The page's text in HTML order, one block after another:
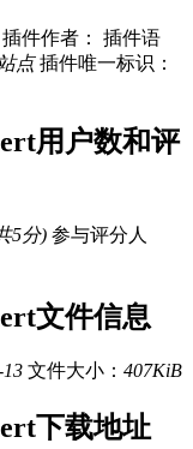
插件作者：
插件语
点 插件唯一标识：
用户数和评
5分) 参与评分人
文件信息
13 文件大小： 407KiB
下载地址